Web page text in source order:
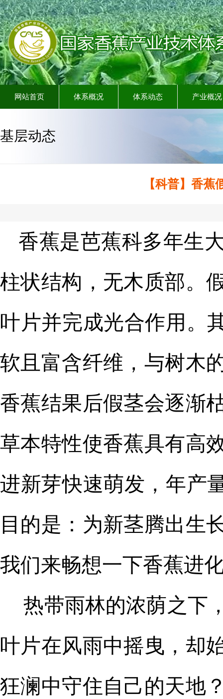
网站首页 体系概况 体系动态 产业概况
基层动态
【科普】香
香蕉是芭蕉科多年生
柱状结构，无木质部。
叶片并完成光合作用。
软且富含纤维，与树木
香蕉结果后假茎会逐渐
草本特性使香蕉具有高
进新芽快速萌发，年产
目的是：为新茎腾出生
我们来畅想一下香蕉进
热带雨林的浓荫之下
叶片在风雨中摇曳，却
狂澜中守住自己的天地